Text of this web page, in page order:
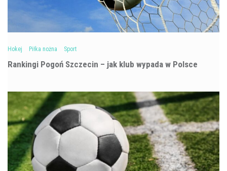
Hokej Piłka nożna Sport
Rankingi Pogoń Szczecin – jak klub wypada w Polsce